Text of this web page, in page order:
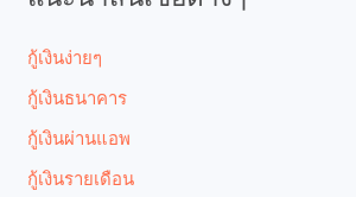
กู้เงินง่ายๆ
กู้เงินธนาคาร
กู้เงินผ่านแอพ
กู้เงินรายเดือน